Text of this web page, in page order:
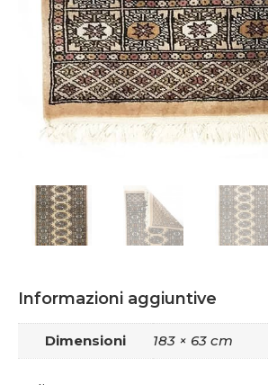
Informazioni aggiuntive
Dimensioni 183 × 63 cm